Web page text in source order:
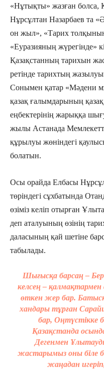
«Нұтықты» жазған болса,
Нұрсұлтан Назарбаев та
он жыл», «Тарих
«Еуразияның жүрегінде»
Қазақстанның тарихын
ретінде тарихтың
Сонымен қатар «Мәдени
қазақ ғалымдарының
еңбектерінің жарыққа
жылы Астанада
құрылуы жөніндегі
болатын.
Осы орайда Елбасы
төріндегі сұхбатында
өзіміз келіп отырған
деп аталуының өзінің
даласының қай шетіне
табылады.
Шығысқа барсаң –
келсең –
өткен жер бар.
хандары тұрған
бар, Оңтүстікке
Қазақстанда
Дегенмен
жастарымыз оны біле
жаңадан